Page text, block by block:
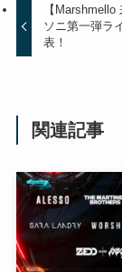
【Marshmello
ソニ第一弾ラ
表！
関連記事